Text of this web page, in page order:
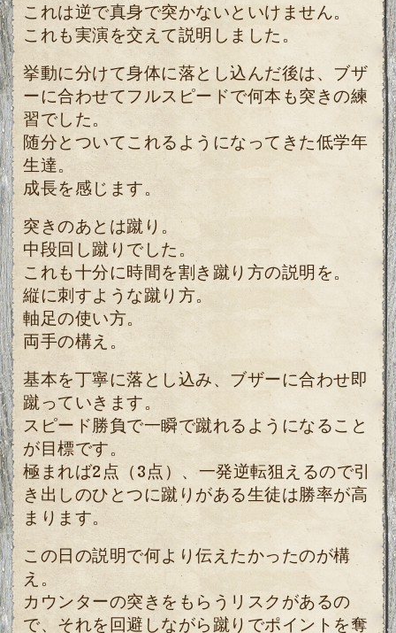
これは逆で真身で突かないといけません。
これも実演を交えて説明しました。
挙動に分けて身体に落とし込んだ後は、ブザ
ーに合わせてフルスピードで何本も突きの練
習でした。
随分とついてこれるようになってきた低学年
生達。
成長を感じます。
突きのあとは蹴り。
中段回し蹴りでした。
これも十分に時間を割き蹴り方の説明を。
縦に刺すような蹴り方。
軸足の使い方。
両手の構え。
基本を丁寧に落とし込み、ブザーに合わせ即
蹴っていきます。
スピード勝負で一瞬で蹴れるようになること
が目標です。
極まれば2点（3点）、一発逆転狙えるので引
き出しのひとつに蹴りがある生徒は勝率が高
まります。
この日の説明で何より伝えたかったのが構
え。
カウンターの突きをもらうリスクがあるの
で、それを回避しながら蹴りでポイントを奪